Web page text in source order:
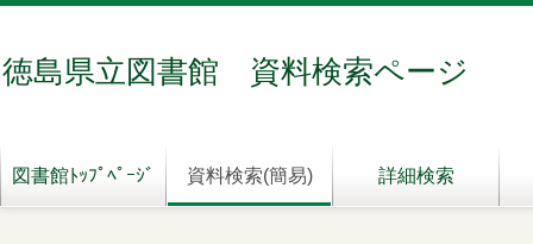
徳島県立図書館 資料検索ページ
図書館ﾄｯﾌﾟﾍﾟｰｼﾞ 資料検索(簡易) 詳細検索